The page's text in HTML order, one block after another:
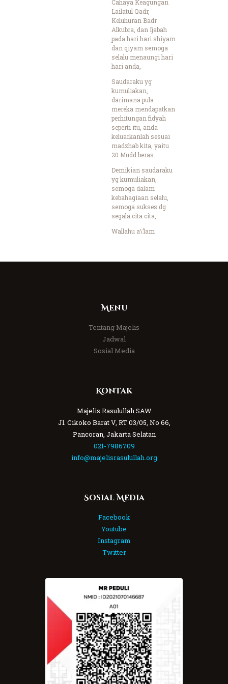
Cahaya Keagungan
Lailatul Qadr,
Keluhuran Badr
Alkubra, dan Ijabah
pada hari hari shiyam
dan qiyam semoga
selalu menaungi hari
hari anda,
Saudaraku yg
kumuliakan,
darimana pula
mereka mendapatkan
perhitungan fidyah
seperti itu, anda
keluarkanlah sesuai
madzhab kita, yaitu
20 Mudd beras.
Demikian saudaraku
yg kumuliakan,
semoga dalam
kebahagiaan selalu,
semoga sukses dg
segala cita cita,
Wallahu a\’lam
Menu
Tentang Majelis
Jadwal
Sosial Media
Kontak
Majelis Rasulullah SAW
Jl. Cikoko Barat V, RT 03/05, No 66,
Pancoran, Jakarta Selatan
021-7986709
info@majelisrasulullah.org
Sosial Media
Facebook
Youtube
Instagram
Twitter